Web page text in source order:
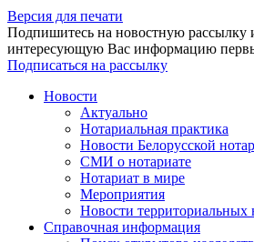
Версия для печати
Подпишитесь на новостную рассылку
интересующую Вас информацию
Подписаться на рассылку
Новости
Актуально
Нотариальная практика
Новости Белорусской
СМИ о нотариате
Нотариат в мире
Мероприятия
Новости территориальных
Справочная информация